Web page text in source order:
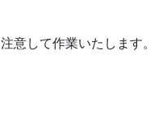
注意して作業いたします。